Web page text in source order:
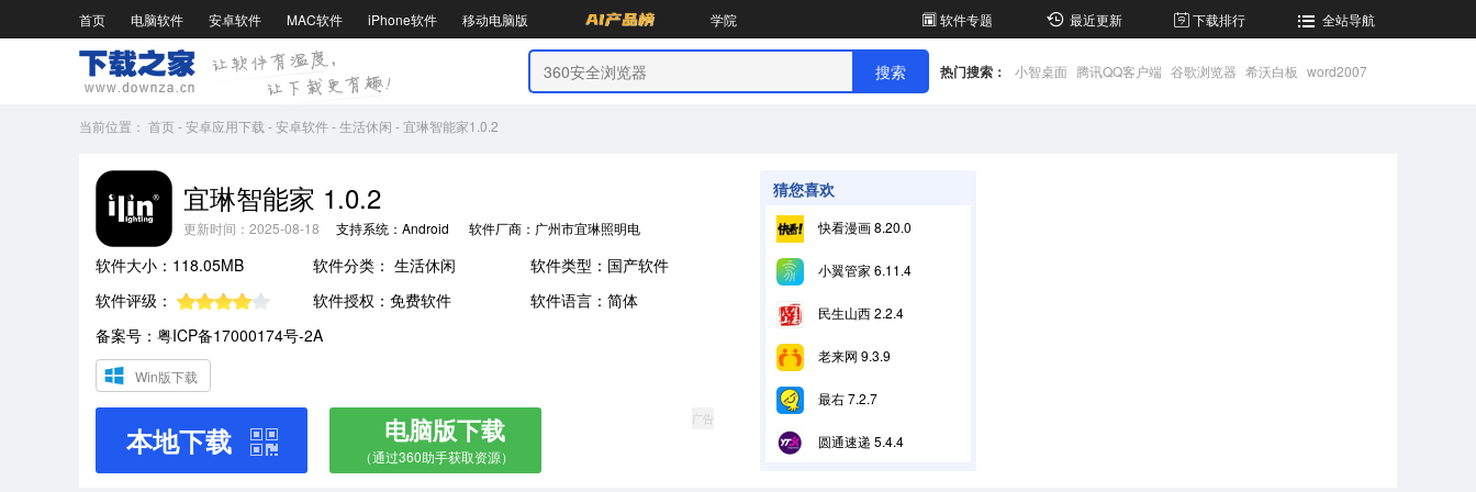
首页 电脑软件 安卓软件 MAC软件 iPhone软件 移动电脑版 学院 软件专题 最近更新 下载排行 全站导航
热门搜索： 小智桌面 腾讯QQ客户端 谷歌浏览器 希沃白板 word2007
当前位置： 首页-安卓应用下载 -安卓软件-生活休闲 -宜琳智能家1.0.2
宜琳智能家 1.0.2
更新时间：2025-08-18 支持系统：Android 软件厂商：广州市宜琳照明电器有限公司
软件大小：118.05MB 软件分类： 生活休闲
软件类型：国产软件
软件评级：
软件授权：免费软件
软件语言：简体
备案号：粤ICP备17000174号-2A
Win版下载
本地下载 电脑版下载
（通过360助手获取资源）
广告
猜您喜欢
快看漫画 8.20.0
小翼管家 6.11.4
民生山西 2.2.4
老来网 9.3.9
最右 7.2.7
圆通速递 5.4.4